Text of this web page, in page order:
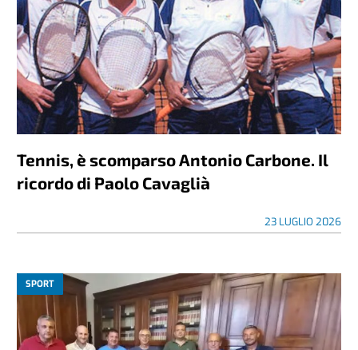
Tennis, è scomparso Antonio Carbone. Il
ricordo di Paolo Cavaglià
23 LUGLIO 2026
SPORT